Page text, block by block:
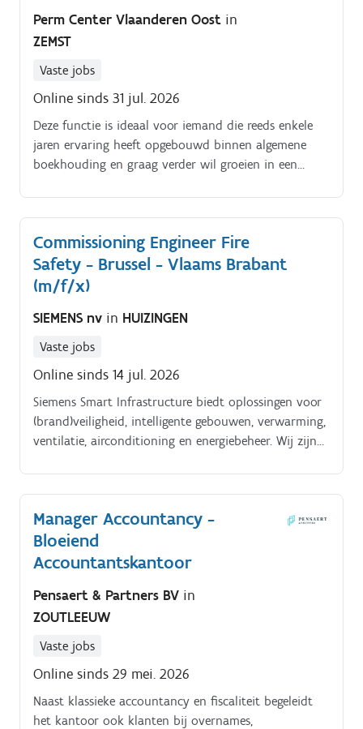
Perm Center Vlaanderen Oost in
ZEMST
Vaste jobs
Online sinds 31 jul. 2026
Deze functie is ideaal voor iemand die reeds enkele
jaren ervaring heeft opgebouwd binnen algemene
boekhouding en graag verder wil groeien in een
Verwerken en opvolgen van de algemene
boekhouding van A tot Y Voorbereiden van
maandafsluitingen en ondersteuning bij
jaarafsluitingen Opvolgen van boekhoudkundige
rekeningen en financiële verrichtingen Opstellen van
Inboeken en verwerken van aankoop en
investeringsfacturen.
Commissioning Engineer Fire
Safety - Brussel - Vlaams Brabant
(m/f/x)
SIEMENS nv in HUIZINGEN
Vaste jobs
Online sinds 14 jul. 2026
Siemens Smart Infrastructure biedt oplossingen voor
(brand)veiligheid, intelligente gebouwen, verwarming,
ventilatie, airconditioning en energiebeheer. Wij zijn
zoek naar een.
Manager Accountancy -
Bloeiend
Accountantskantoor
Pensaert & Partners BV in
ZOUTLEEUW
Vaste jobs
Online sinds 29 mei. 2026
Naast klassieke accountancy en fiscaliteit begeleidt
het kantoor ook klanten bij overnames,